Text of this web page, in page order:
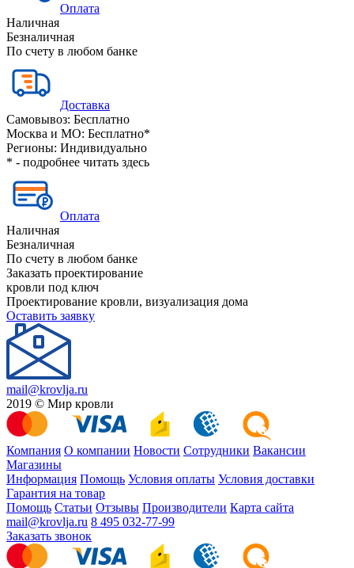
Оплата
Наличная
Безналичная
По счету в любом банке
Доставка
Самовывоз: Бесплатно
Москва и МО: Бесплатно*
Регионы: Индивидуально
* - подробнее читать здесь
Оплата
Наличная
Безналичная
По счету в любом банке
Заказать проектирование
кровли под ключ
Проектирование кровли, визуализация дома
Оставить заявку
mail@krovlja.ru
2019 © Мир кровли
Компания О компании Новости Сотрудники Вакансии
Магазины
Информация Помощь Условия оплаты Условия доставки
Гарантия на товар
Помощь Статьи Отзывы Производители Карта сайта
mail@krovlja.ru 8 495 032-77-99
Заказать звонок